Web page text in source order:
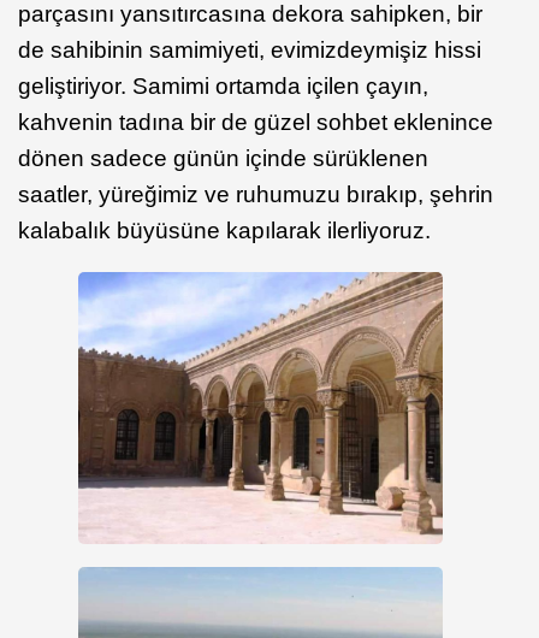
parçasını yansıtırcasına dekora sahipken, bir
de sahibinin samimiyeti, evimizdeymişiz hissi
geliştiriyor. Samimi ortamda içilen çayın,
kahvenin tadına bir de güzel sohbet eklenince
dönen sadece günün içinde sürüklenen
saatler, yüreğimiz ve ruhumuzu bırakıp, şehrin
kalabalık büyüsüne kapılarak ilerliyoruz.